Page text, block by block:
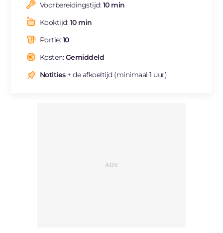
DE
BR
Voorbereidingstijd:10 min
Kooktijd:10 min
Portie:10
Kosten:Gemiddeld
Notities+ de afkoeltijd (minimaal 1 uur)